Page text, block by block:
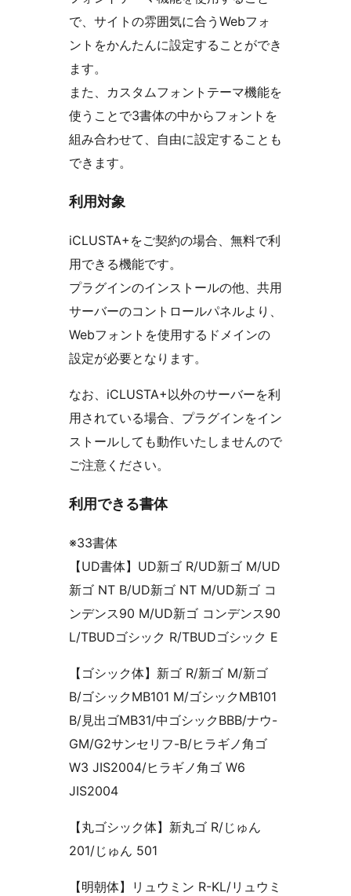
で、サイトの雰囲気に合うWebフォ
ントをかんたんに設定することができ
ます。
また、カスタムフォントテーマ機能を
使うことで3書体の中からフォントを
組み合わせて、自由に設定することも
できます。
利用対象
iCLUSTA+をご契約の場合、無料で利
用できる機能です。
プラグインのインストールの他、共用
サーバーのコントロールパネルより、
Webフォントを使用するドメインの
設定が必要となります。
なお、iCLUSTA+以外のサーバーを利
用されている場合、プラグインをイン
ストールしても動作いたしませんので
ご注意ください。
利用できる書体
※33書体
【UD書体】UD新ゴ R/UD新ゴ M/UD
新ゴ NT B/UD新ゴ NT M/UD新ゴ コ
ンデンス90 M/UD新ゴ コンデンス90
L/TBUDゴシック R/TBUDゴシック E
【ゴシック体】新ゴ R/新ゴ M/新ゴ
B/ゴシックMB101 M/ゴシックMB101
B/見出ゴMB31/中ゴシックBBB/ナウ-
GM/G2サンセリフ-B/ヒラギノ角ゴ
W3 JIS2004/ヒラギノ角ゴ W6
JIS2004
【丸ゴシック体】新丸ゴ R/じゅん
201/じゅん 501
【明朝体】リュウミン R-KL/リュウミ